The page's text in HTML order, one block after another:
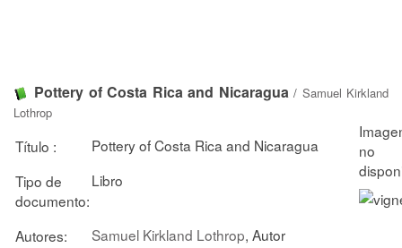
Pottery of Costa Rica and Nicaragua/ Samuel Kirkland
Lothrop
Título :
Pottery of Costa Rica and Nicaragua
Tipo de
documento:
Libro
Autores: Samuel Kirkland Lothrop, Autor